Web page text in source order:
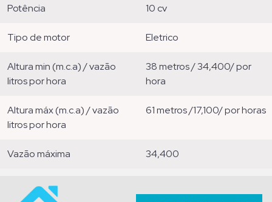
potência 10 cv
tipo de motor eletrico
altura min (m.c.a) / vazão
litros por hora
38 metros / 34,400/ por
hora
altura máx (m.c.a) / vazão
litros por hora
61 metros /17,100/ por horas
vazão máxima 34,400